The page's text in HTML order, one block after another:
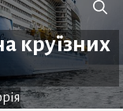
круїзних